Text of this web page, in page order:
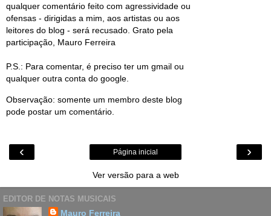
qualquer comentário feito com agressividade ou
ofensas - dirigidas a mim, aos artistas ou aos
leitores do blog - será recusado. Grato pela
participação, Mauro Ferreira
P.S.: Para comentar, é preciso ter um gmail ou
qualquer outra conta do google.
Observação: somente um membro deste blog
pode postar um comentário.
‹ ›
Página inicial
Ver versão para a web
EDITOR DE NOTAS MUSICAIS
Mauro Ferreira